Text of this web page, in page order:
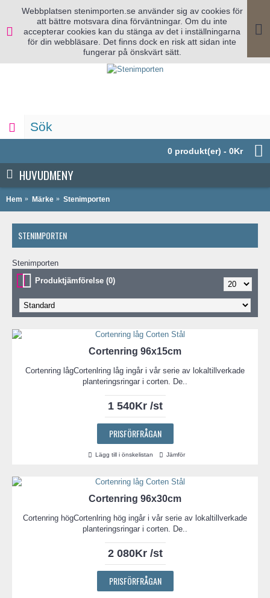
Webbplatsen stenimporten.se använder sig av cookies för
att bättre motsvara dina förväntningar. Om du inte
accepterar cookies kan du stänga av det i inställningarna
för din webbläsare. Det finns dock en risk att sidan inte
fungerar på önskvärt sätt.
0 produkt(er) - 0Kr
HUVUDMENY
Hem Märke Stenimporten
STENIMPORTEN
Stenimporten
Produktjämförelse (0)
Cortenring 96x15cm
Cortenring lågCortenlring låg ingår i vår serie av lokaltillverkade
planteringsringar i corten. De..
1 540Kr /st
PRISFÖRFRÅGAN
Lägg till i önskelistan Jämför
Cortenring 96x30cm
Cortenring högCortenlring hög ingår i vår serie av lokaltillverkade
planteringsringar i corten. De..
2 080Kr /st
PRISFÖRFRÅGAN